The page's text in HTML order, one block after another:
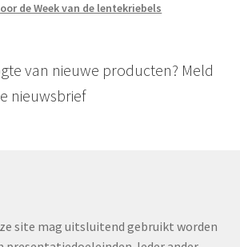
de Week van de lentekriebels
van nieuwe producten? Meld
nieuwsbrief
site mag uitsluitend gebruikt worden